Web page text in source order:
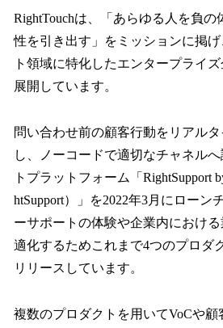
RightTouchは、「あらゆる人を負
性を引き出す」をミッションに掲
ト領域に特化したエンタープライ
展開しています。
問い合わせ前の顧客行動をリアル
し、ノーコードで適切なチャネル
トプラットフォーム「RightSupport
htSupport）」を2022年3月にローン
ーサポートの体験や企業内におけ
適化するためこれまで4つのプロダ
リリースしています。
複数のプロダクトを用いてVoCや